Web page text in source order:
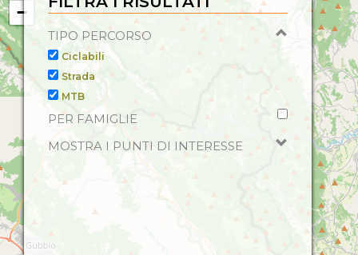
−
TIPO PERCORSO
Ciclabili
Strada
MTB
PER FAMIGLIE
MOSTRA I PUNTI DI INTERESSE